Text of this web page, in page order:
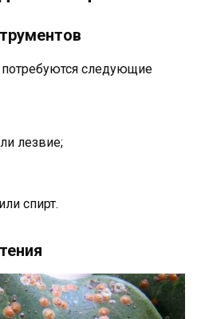
следующие
лезвие;
спирт.